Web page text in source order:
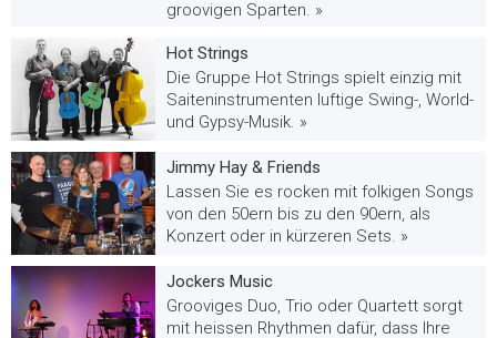
groovigen Sparten. »
Hot Strings
Die Gruppe Hot Strings spielt einzig mit
Saiteninstrumenten luftige Swing-, World-
und Gypsy-Musik. »
Jimmy Hay & Friends
Lassen Sie es rocken mit folkigen Songs
von den 50ern bis zu den 90ern, als
Konzert oder in kürzeren Sets. »
Jockers Music
Grooviges Duo, Trio oder Quartett sorgt
mit heissen Rhythmen dafür, dass Ihre